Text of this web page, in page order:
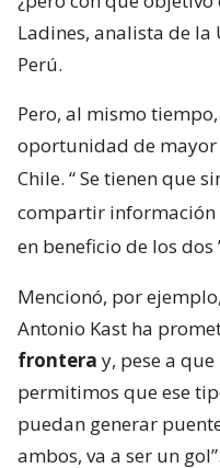
Ladines, analista de
Perú.
Pero, al mismo
oportunidad de mayor
Chile. “Se tienen que
compartir información
en beneficio de los dos
Mencionó, por
Antonio Kast ha
frontera y, pese a que
permitimos que ese
puedan generar
ambos, va a ser un